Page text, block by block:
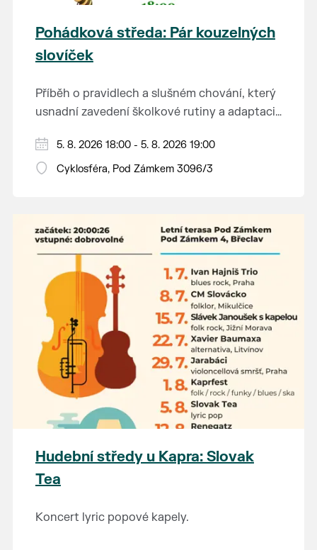
Pohádková středa: Pár kouzelných
slovíček
Příběh o pravidlech a slušném chování, který
usnadní zavedení školkové rutiny a adaptaci
Hraje se jen za příznivého počasí.
Vstupné dobrovolné.
5. 8. 2026 18:00 - 5. 8. 2026 19:00
Cyklosféra, Pod Zámkem 3096/3
Hudební středy u Kapra: Slovak
Tea
Koncert lyric popové kapely.